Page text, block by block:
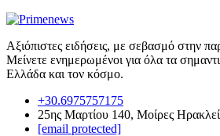
Αξιόπιστες ειδήσεις, με σεβασμό στην
Μείνετε ενημερωμένοι για όλα τα
Ελλάδα και τον κόσμο.
+30.6975757175
25ης Μαρτίου 140, Μοίρες
[email protected]